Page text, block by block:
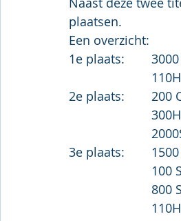
plaatsen.
Een overzicht: